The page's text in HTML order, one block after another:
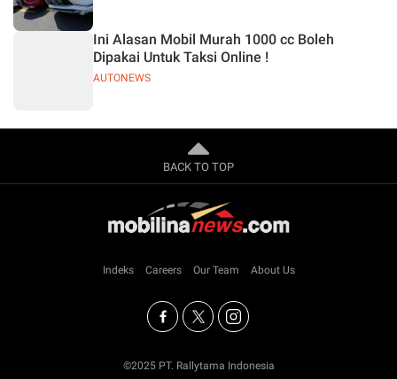
AUTONEWS
Ini Alasan Mobil Murah 1000 cc Boleh
Dipakai Untuk Taksi Online !
BACK TO TOP
Indeks Careers Our Team About Us
©2025 PT. Rallytama Indonesia